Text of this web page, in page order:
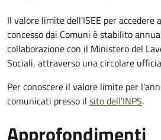
Il valore limite dell'ISEE per accedere
concesso dai Comuni è stabilito
collaborazione con il Ministero del
Sociali, attraverso una circolare
Per conoscere il valore limite per
comunicati presso il sito dell'INPS.
Approfondimenti